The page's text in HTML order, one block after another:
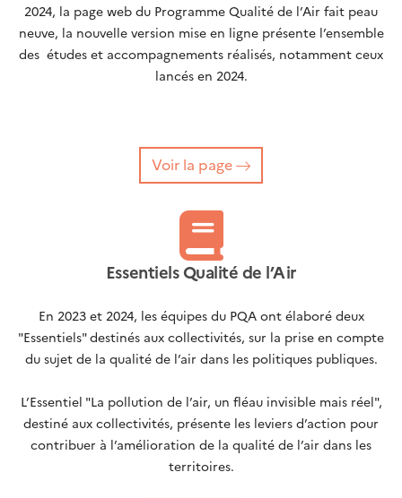
2024, la page web du Programme Qualité de l’Air fait peau
neuve, la nouvelle version mise en ligne présente l’ensemble
des études et accompagnements réalisés, notamment ceux
lancés en 2024.
Voir la page
Essentiels Qualité de l’Air
En 2023 et 2024, les équipes du PQA ont élaboré deux
"Essentiels" destinés aux collectivités, sur la prise en compte
du sujet de la qualité de l’air dans les politiques publiques.
L’Essentiel "La pollution de l’air, un fléau invisible mais réel",
destiné aux collectivités, présente les leviers d’action pour
contribuer à l’amélioration de la qualité de l’air dans les
territoires.